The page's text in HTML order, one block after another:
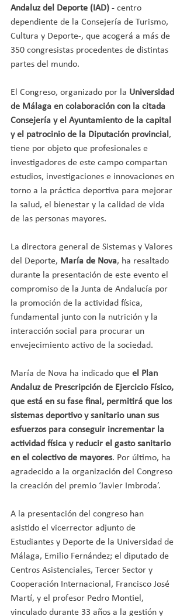
Andaluz del Deporte (IAD) - centro
dependiente de la Consejería de Turismo,
Cultura y Deporte-, que acogerá a más de
350 congresistas procedentes de distintas
partes del mundo.
El Congreso, organizado por la Universidad
de Málaga en colaboración con la citada
Consejería y el Ayuntamiento de la capital
y el patrocinio de la Diputación provincial,
tiene por objeto que profesionales e
investigadores de este campo compartan
estudios, investigaciones e innovaciones en
torno a la práctica deportiva para mejorar
la salud, el bienestar y la calidad de vida
de las personas mayores.
La directora general de Sistemas y Valores
del Deporte, María de Nova, ha resaltado
durante la presentación de este evento el
compromiso de la Junta de Andalucía por
la promoción de la actividad física,
fundamental junto con la nutrición y la
interacción social para procurar un
envejecimiento activo de la sociedad.
María de Nova ha indicado que el Plan
Andaluz de Prescripción de Ejercicio Físico,
que está en su fase final, permitirá que los
sistemas deportivo y sanitario unan sus
esfuerzos para conseguir incrementar la
actividad física y reducir el gasto sanitario
en el colectivo de mayores. Por último, ha
agradecido a la organización del Congreso
la creación del premio ‘Javier Imbroda’.
A la presentación del congreso han
asistido el vicerrector adjunto de
Estudiantes y Deporte de la Universidad de
Málaga, Emilio Fernández; el diputado de
Centros Asistenciales, Tercer Sector y
Cooperación Internacional, Francisco José
Martí, y el profesor Pedro Montiel,
vinculado durante 33 años a la gestión y